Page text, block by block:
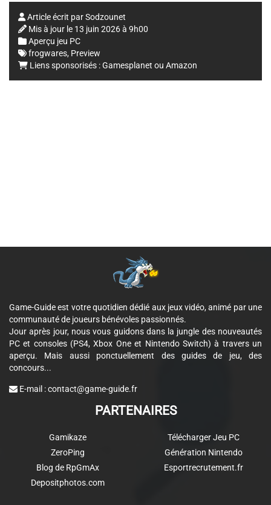
Article écrit parSodzounet
Mis à jour le 13 juin 2026 à 9h00
Aperçu jeu PC
frogwares, Preview
Liens sponsorisés :Gamesplanet ou Amazon
Game-Guide est votre quotidien dédié aux jeux vidéo, animé par une
communauté de joueurs bénévoles passionnés.
Jour après jour, nous vous guidons dans la jungle des nouveautés
PC et consoles (PS4, Xbox One et Nintendo Switch) à travers un
aperçu. Mais aussi ponctuellement des guides de jeu, des
concours...
E-mail :contact@game-guide.fr
PARTENAIRES
Gamikaze
ZeroPing
Blog de RpGmAx
Depositphotos.com
Télécharger Jeu PC
Génération Nintendo
Esportrecrutement.fr